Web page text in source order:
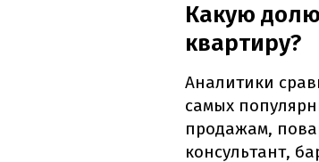
Какую
квартиру?
Аналитики
самых
продажам,
консультант,